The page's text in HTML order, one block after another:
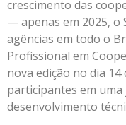
crescimento das
— apenas em 2025, o
agências em todo o
Profissional em
nova edição no dia
participantes em
desenvolvimento